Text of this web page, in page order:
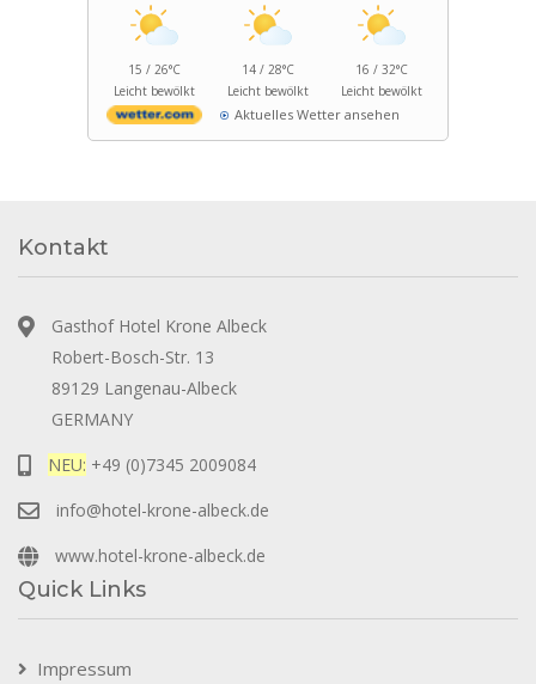
15 / 26°C
Leicht bewölkt
14 / 28°C
Leicht bewölkt
16 / 32°C
Leicht bewölkt
Aktuelles Wetter ansehen
Kontakt
Gasthof Hotel Krone Albeck
Robert-Bosch-Str. 13
89129 Langenau-Albeck
GERMANY
NEU: +49 (0)7345 2009084
info@hotel-krone-albeck.de
www.hotel-krone-albeck.de
Quick Links
Impressum